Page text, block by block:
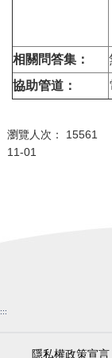
相關問答集：
協助管道：
瀏覽人次： 15561
11-01
:::
隱私權政策宣言